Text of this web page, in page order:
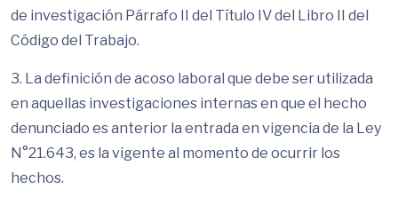
de investigación Párrafo II del Título IV del Libro II del
Código del Trabajo.
3. La definición de acoso laboral que debe ser utilizada
en aquellas investigaciones internas en que el hecho
denunciado es anterior la entrada en vigencia de la Ley
N°21.643, es la vigente al momento de ocurrir los
hechos.